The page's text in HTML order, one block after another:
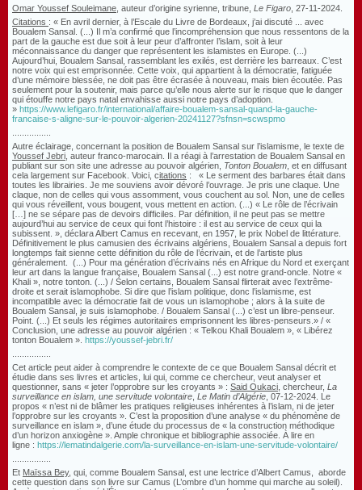
Omar Youssef Souleimane , auteur d’origine syrienne, tribune, Le Figaro , 27-11-2024.
Citations : « En avril dernier, à l’Escale du Livre de Bordeaux, j’ai discuté ... avec
Boualem Sansal. (...) Il m’a confirmé que l’incompréhension que nous ressentons de la
part de la gauche est due soit à leur peur d’affronter l’islam, soit à leur
méconnaissance du danger que représentent les islamistes en Europe. (...)
Aujourd’hui, Boualem Sansal, rassemblant les exilés, est derrière les barreaux. C’est
notre voix qui est emprisonnée. Cette voix, qui appartient à la démocratie, fatiguée
d’une mémoire blessée, ne doit pas être écrasée à nouveau, mais bien écoutée. Pas
seulement pour la soutenir, mais parce qu’elle nous alerte sur le risque que le danger
qui étouffe notre pays natal envahisse aussi notre pays d’adoption.
» https://www.lefigaro.fr/international/affaire-boualem-sansal-quand-la-gauche-
francaise-s-aligne-sur-le-pouvoir-algerien-20241127?sfnsn=scwspmo
Autre éclairage, concernant la position de Boualem Sansal sur l’islamisme, le texte de
Youssef Jebri , auteur franco-marocain. Il a réagi à l’arrestation de Boualem Sansal en
publiant sur son site une adresse au pouvoir algérien, Tonton Boualem , et en diffusant
cela largement sur Facebook. Voici, citations : « Le serment des barbares était dans
toutes les librairies. Je me souviens avoir dévoré l’ouvrage. Je pris une claque. Une
claque, non de celles qui vous assomment, vous couchent au sol. Non, une de celles
qui vous réveillent, vous bougent, vous mettent en action. (...) « Le rôle de l’écrivain
[…] ne se sépare pas de devoirs difficiles. Par définition, il ne peut pas se mettre
aujourd’hui au service de ceux qui font l’histoire : il est au service de ceux qui la
subissent. », déclara Albert Camus en recevant, en 1957, le prix Nobel de littérature.
Définitivement le plus camusien des écrivains algériens, Boualem Sansal a depuis fort
longtemps fait sienne cette définition du rôle de l’écrivain, et de l’artiste plus
généralement. (...) Pour ma génération d’écrivains nés en Afrique du Nord et exerçant
leur art dans la langue française, Boualem Sansal (...) est notre grand-oncle. Notre «
Khali », notre tonton. (...) / Selon certains, Boualem Sansal flirterait avec l’extrême-
droite et serait islamophobe. Si dire que l’islam politique, donc l’islamisme, est
incompatible avec la démocratie fait de vous un islamophobe ; alors à la suite de
Boualem Sansal, je suis islamophobe. / Boualem Sansal (...) c’est un libre-penseur.
Point. (...) Et seuls les régimes autoritaires emprisonnent les libres-penseurs.» / «
Conclusion, une adresse au pouvoir algérien : « Telkou Khali Boualem », « Libérez
tonton Boualem ». https://youssef-jebri.fr/
Cet article peut aider à comprendre le contexte de ce que Boualem Sansal décrit et
étudie dans ses livres et articles, lui qui, comme ce chercheur, veut analyser et
questionner, sans « jeter l’opprobre sur les croyants » : Said Oukaci , chercheur, La
surveillance en islam, une servitude volontaire Le Matin d’Algérie , 07-12-2024. Le
propos « n’est ni de blâmer les pratiques religieuses inhérentes à l’islam, ni de jeter
l’opprobre sur les croyants ». C’est la proposition d’une analyse « du phénomène de
surveillance en islam », d’une étude du processus de « la construction méthodique
d’un horizon anxiogène ». Ample chronique et bibliographie associée. À lire en
ligne : https://lematindalgerie.com/la-surveillance-en-islam-une-servitude-volontaire/
Et Maïssa Bey, qui, comme Boualem Sansal, est une lectrice d’Albert Camus, aborde
cette question dans son livre sur Camus (L’ombre d’un homme qui marche au soleil).